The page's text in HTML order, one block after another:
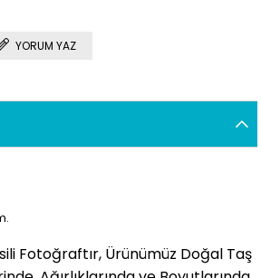
YORUM YAZ
Fotoğraftır, Ürünümüz Doğal Taş